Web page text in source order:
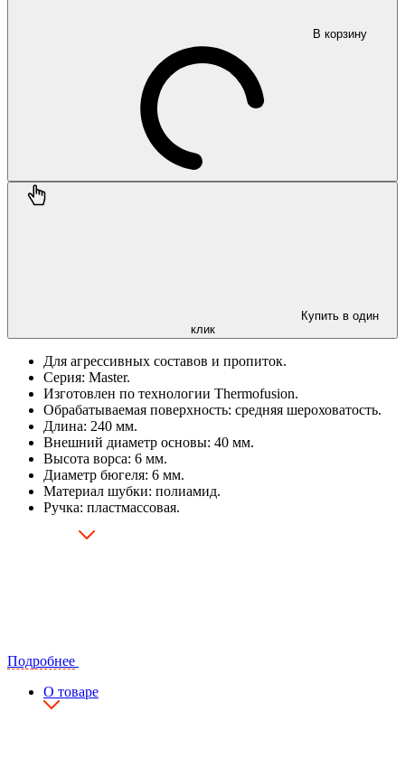
В корзину
Купить в один
клик
Для агрессивных составов и пропиток.
Серия: Master.
Изготовлен по технологии Thermofusion.
Обрабатываемая поверхность: средняя шероховатость.
Длина: 240 мм.
Внешний диаметр основы: 40 мм.
Высота ворса: 6 мм.
Диаметр бюгеля: 6 мм.
Материал шубки: полиамид.
Ручка: пластмассовая.
Подробнее
О товаре